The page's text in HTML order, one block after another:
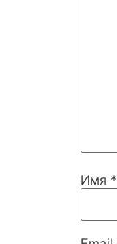
Имя *